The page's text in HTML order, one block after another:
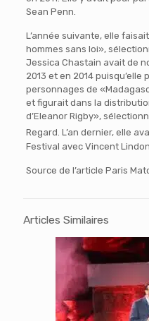
Sean Penn.
L’année suivante, elle
hommes sans loi»,
Jessica Chastain avait de
2013 et en 2014 puisqu’elle
personnages de
et figurait dans la
d’Eleanor Rigby»,
Regard. L’an dernier, elle
Festival avec Vincent
Source de l’article Paris
Articles Similaires